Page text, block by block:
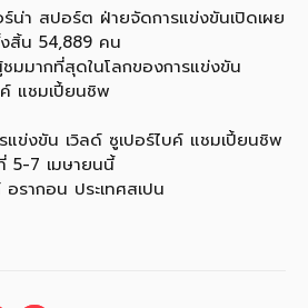
า สปอร์ต ฝ่ายจัดการแข่งขันเปิดเผย
สิ้น 54,889 คน
มมากที่สุดในโลกของการแข่งขัน
ค์ แชมเปี้ยนชิพ
ข่งขัน เวิลด์ ซูเปอร์ไบค์ แชมเปี้ยนชิพ
5-7 เมษายนนี้
รากอน ประเทศสเปน